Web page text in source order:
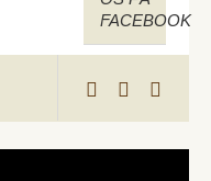
FACEBOOK